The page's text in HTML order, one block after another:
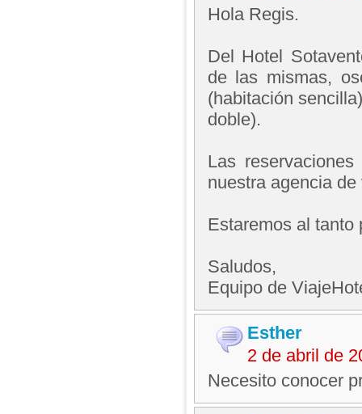
Hola Regis.
Del Hotel
de las mismas,
(habitación
doble).
Las
nuestra agencia de
Estaremos al tanto
Saludos,
Equipo de
Esther
2 de abril de
Necesito conocer